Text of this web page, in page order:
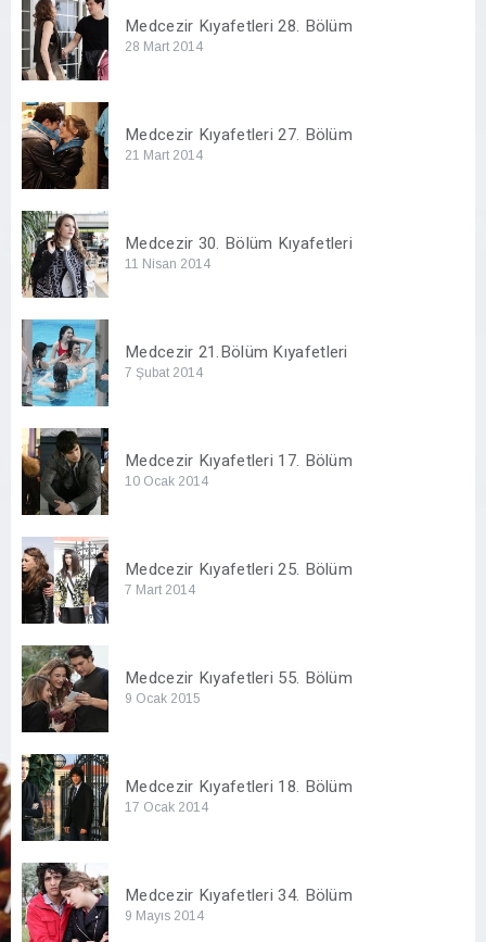
Medcezir Kıyafetleri 28. Bölüm
28 Mart 2014
Medcezir Kıyafetleri 27. Bölüm
21 Mart 2014
Medcezir 30. Bölüm Kıyafetleri
11 Nisan 2014
Medcezir 21.Bölüm Kıyafetleri
7 Şubat 2014
Medcezir Kıyafetleri 17. Bölüm
10 Ocak 2014
Medcezir Kıyafetleri 25. Bölüm
7 Mart 2014
Medcezir Kıyafetleri 55. Bölüm
9 Ocak 2015
Medcezir Kıyafetleri 18. Bölüm
17 Ocak 2014
Medcezir Kıyafetleri 34. Bölüm
9 Mayıs 2014